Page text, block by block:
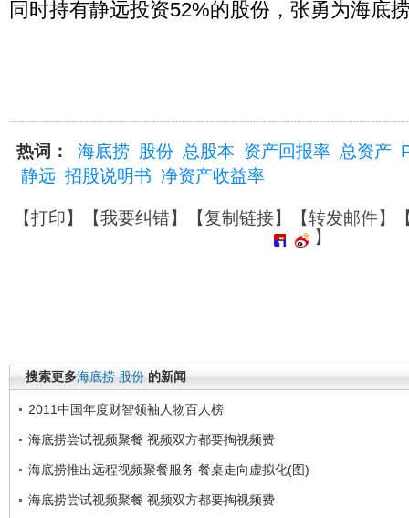
同时持有静远投资52%的股份，张勇为海底
热词： 海底捞 股份 总股本 资产回报率 总资产
静远 招股说明书 净资产收益率
【打印】【我要纠错】【复制链接】【转发邮件】
】
搜索更多海底捞 股份 的新闻
2011中国年度财智领袖人物百人榜
海底捞尝试视频聚餐 视频双方都要掏视频费
海底捞推出远程视频聚餐服务 餐桌走向虚拟化(图)
海底捞尝试视频聚餐 视频双方都要掏视频费